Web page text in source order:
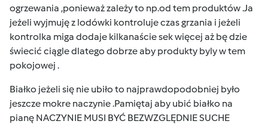
ogrzewania ,ponieważ zależy to np.od tem produktów .Ja
jeżeli wyjmuję z lodówki kontroluje czas grzania i jeżeli
kontrolka miga dodaje kilkanaście sek więcej aż bę dzie
świecić ciągle dlatego dobrze aby produkty byly w tem
pokojowej .
Białko jeżeli się nie ubiło to najprawdopodobniej było
jeszcze mokre naczynie .Pamiętaj aby ubić białko na
pianę NACZYNIE MUSI BYĆ BEZWZGLĘDNIE SUCHE